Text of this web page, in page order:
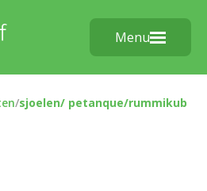
Menu
/sjoelen/ petanque/rummikub